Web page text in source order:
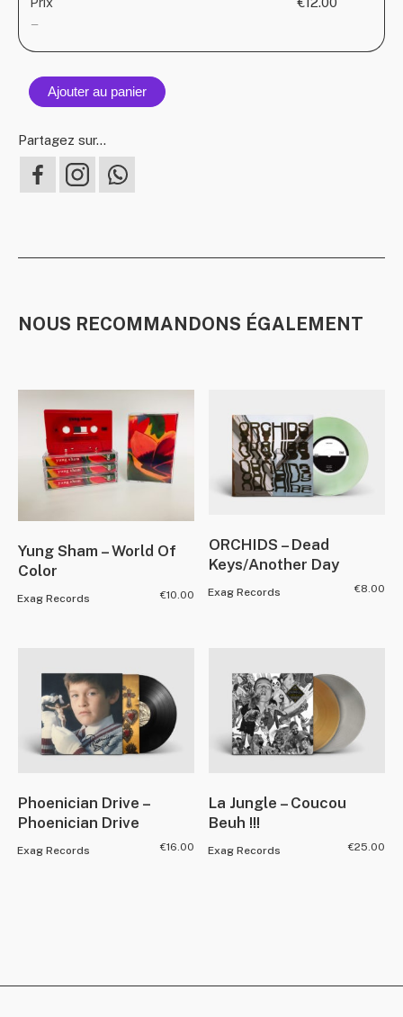
Under
—
Ajouter au panier
Partagez sur...
NOUS RECOMMANDONS ÉGALEMENT
Yung Sham – World Of
Color
Exag Records €10.00
ORCHIDS – Dead
Keys/Another Day
Exag Records €8.00
Phoenician Drive –
Phoenician Drive
Exag Records €16.00
La Jungle – Coucou
Beuh !!!
Exag Records €25.00